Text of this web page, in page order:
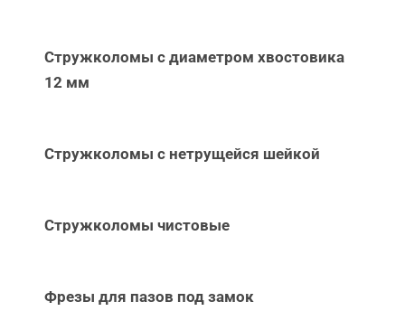
Стружколомы с диаметром хвостовика
12 мм
Стружколомы с нетрущейся шейкой
Стружколомы чистовые
Фрезы для пазов под замок